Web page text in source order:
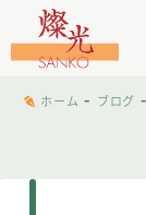
文字工
ホーム - ブログ -